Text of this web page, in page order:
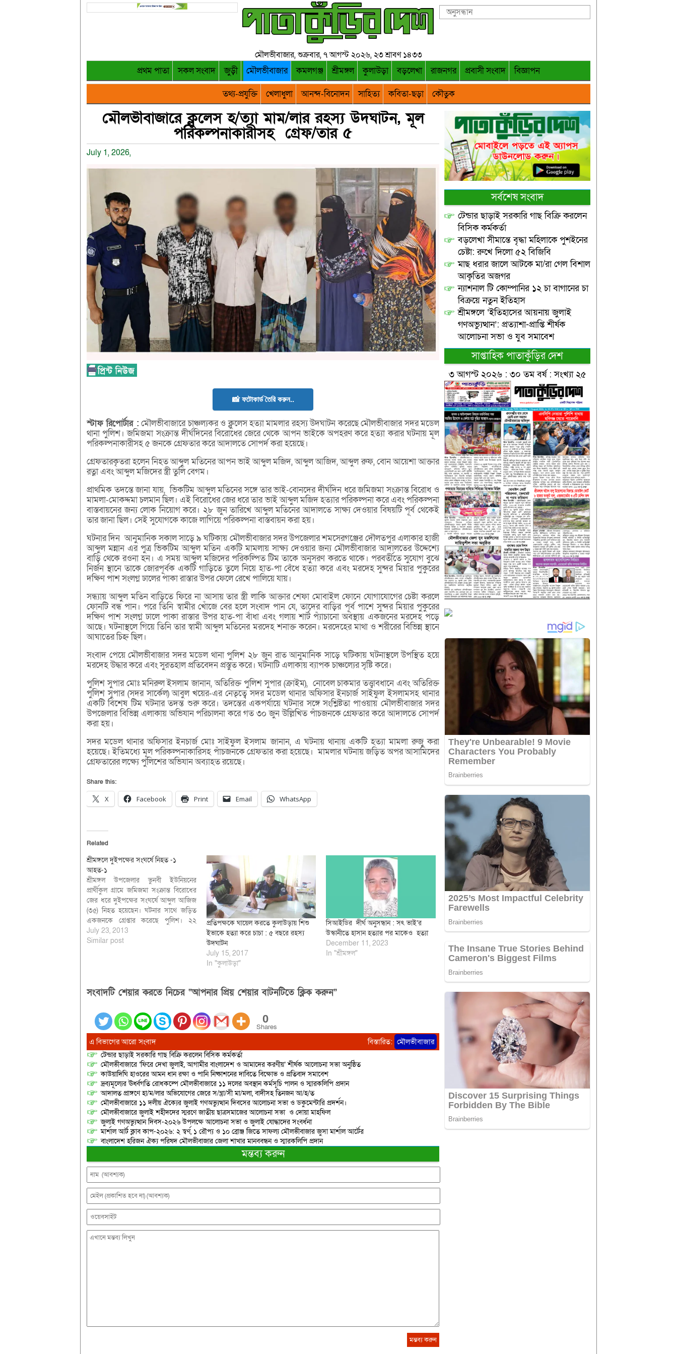
মৌলভীবাজার, শুক্রবার, ৭ আগস্ট ২০২৬, ২৩ শ্রাবণ ১৪৩৩
প্রথম পাতা সকল সংবাদ জুড়ী মৌলভীবাজার কমলগঞ্জ শ্রীমঙ্গল কুলাউড়া বড়লেখা রাজনগর প্রবাসী সংবাদ
বিজ্ঞাপন
তথ্য-প্রযুক্তি
খেলাধুলা আনন্দ-বিনোদন সাহিত্য কবিতা-ছড়া কৌতুক
মৌলভীবাজারে ক্লুলেস হ/ত্যা মাম/লার রহস্য উদঘাটন, মূল
পরিকল্পনাকারীসহ গ্রেফ/তার ৫
July 1, 2026,
📸 ফটোকার্ড তৈরি করুন..
স্টাফরিপোর্টার : মৌলভীবাজারে চাঞ্চল্যকর ও ক্লুলেস হত্যা মামলার রহস্য উদঘাটন করেছে মৌলভীবাজার সদর মডেল
থানা পুলিশ। জমিজমা সংক্রান্ত দীর্ঘদিনের বিরোধের জেরে থেকে আপন ভাইকে অপহরণ করে হত্যা করার ঘটনায় মূল
পরিকল্পনাকারীসহ ৫ জনকে গ্রেফতার করে আদালতে সোপর্দ করা হয়েছে।
গ্রেফতারকৃতরা হলেন নিহত আব্দুল মতিনের আপন ভাই আব্দুল মজিদ, আব্দুল আজিদ, আব্দুল রুফ, বোন আয়েশা আক্তার
রত্না এবং আব্দুল মজিদের স্ত্রী তুলি বেগম।
প্রাথমিক তদন্তে জানা যায়, ভিকটিম আব্দুল মতিনের সঙ্গে তার ভাই-বোনদের দীর্ঘদিন ধরে জমিজমা সংক্রান্ত বিরোধ ও
মামলা-মোকদ্দমা চলমান ছিল। এই বিরোধের জের ধরে তার ভাই আব্দুল মজিদ হত্যার পরিকল্পনা করে এবং পরিকল্পনা
বাস্তবায়নের জন্য লোক নিয়োগ করে। ২৮ জুন তারিখে আব্দুল মতিনের আদালতে সাক্ষ্য দেওয়ার বিষয়টি পূর্ব থেকেই
তার জানা ছিল। সেই সুযোগকে কাজে লাগিয়ে পরিকল্পনা বাস্তবায়ন করা হয়।
ঘটনার দিন আনুমানিক সকাল সাড়ে ৯ ঘটিকায় মৌলভীবাজার সদর উপজেলার শমসেরগঞ্জের দৌলতপুর এলাকার হাজী
আব্দুল মন্নান এর পুত্র ভিকটিম আব্দুল মতিন একটি মামলায় সাক্ষ্য দেওয়ার জন্য মৌলভীবাজার আদালতের উদ্দেশ্যে
বাড়ি থেকে রওনা হন। এ সময় আব্দুল মজিদের পরিকল্পিত টিম তাকে অনুসরণ করতে থাকে। পরবর্তীতে সুযোগ বুঝে
নির্জন স্থানে তাকে জোরপূর্বক একটি গাড়িতে তুলে নিয়ে হাত-পা বেঁধে হত্যা করে এবং মরদেহ সুন্দর মিয়ার পুকুরের
দক্ষিণ পাশ সংলগ্ন ঢালের পাকা রাস্তার উপর ফেলে রেখে পালিয়ে যায়।
সন্ধ্যায় আব্দুল মতিন বাড়িতে ফিরে না আসায় তার স্ত্রী লাকি আক্তার শেফা মোবাইল ফোনে যোগাযোগের চেষ্টা করলে
ফোনটি বন্ধ পান। পরে তিনি স্বামীর খোঁজে বের হলে সংবাদ পান যে, তাদের বাড়ির পূর্ব পাশে সুন্দর মিয়ার পুকুরের
দক্ষিণ পাশ সংলগ্ন ঢালে পাকা রাস্তার উপর হাত-পা বাঁধা এবং গলায় শার্ট প্যাঁচানো অবস্থায় একজনের মরদেহ পড়ে
আছে। ঘটনাস্থলে গিয়ে তিনি তার স্বামী আব্দুল মতিনের মরদেহ শনাক্ত করেন। মরদেহের মাথা ও শরীরের বিভিন্ন স্থানে
আঘাতের চিহ্ন ছিল।
সংবাদ পেয়ে মৌলভীবাজার সদর মডেল থানা পুলিশ ২৮ জুন রাত আনুমানিক সাড়ে ঘটিকায় ঘটনাস্থলে উপস্থিত হয়ে
মরদেহ উদ্ধার করে এবং সুরতহাল প্রতিবেদন প্রস্তুত করে। ঘটনাটি এলাকায় ব্যাপক চাঞ্চল্যের সৃষ্টি করে।
পুলিশ সুপার মোঃ মনিরুল ইসলাম জানান, অতিরিক্ত পুলিশ সুপার (ক্রাইম), নোবেল চাকমার তত্ত্বাবধানে এবং অতিরিক্ত
পুলিশ সুপার (সদর সার্কেল) আবুল খয়ের-এর নেতৃত্বে সদর মডেল থানার অফিসার ইনচার্জ সাইফুল ইসলামসহ থানার
একটি বিশেষ টিম ঘটনার তদন্ত শুরু করে। তদন্তের একপর্যায়ে ঘটনার সঙ্গে সংশ্লিষ্টতা পাওয়ায় মৌলভীবাজার সদর
উপজেলার বিভিন্ন এলাকায় অভিযান পরিচালনা করে গত ৩০ জুন উল্লিখিত পাঁচজনকে গ্রেফতার করে আদালতে সোপর্দ
করা হয়।
সদর মডেল থানার অফিসার ইনচার্জ মোঃ সাইফুল ইসলাম জানান, এ ঘটনায় থানায় একটি হত্যা মামলা রুজু করা
হয়েছে। ইতিমধ্যে মূল পরিকল্পনাকারিসহ পাঁচজনকে গ্রেফতার করা হয়েছে। মামলার ঘটনায় জড়িত অপর আসামিদের
গ্রেফতারের লক্ষ্যে পুলিশের অভিযান অব্যাহত রয়েছে।
Share this:
X Facebook Print Email WhatsApp
Related
শ্রীমঙ্গলে দুইপক্ষের সংঘর্ষে নিহত -১
আহত-১
শ্রীমঙ্গল উপজেলার ভুনবী ইউনিয়নের
প্রার্থীকুল গ্রামে জমিজমা সংক্রান্ত বিরোধের
জের ধরে দুইপক্ষের সংঘর্ষে আব্দুল আজিজ
(৩৫) নিহত হয়েছেন। ঘটনার সাথে জড়িত
একজনকে গ্রেপ্তার করেছে পুলিশ। ২২
জুলাই সোমবার রাত ১১টার দিকে এ
সংঘর্ষের ঘটনা ঘটে। আহতদের
July 23, 2013
Similar post
প্রতিপক্ষকে ঘায়েল করতে কুলাউড়ায় শিশু
ইভাকে হত্যা করে চাচা : ৫ বছরে রহস্য
উদঘাটন
July 15, 2017
In "কুলাউড়া"
সিআইডির দীর্ঘ অনুসন্ধান : সৎ ভাই‘র
উস্কানীতে হাসান হত্যার পর মাকেও হত্যা
December 11, 2023
In "শ্রীমঙ্গল"
সংবাদটি শেয়ার করতে নিচের “আপনার প্রিয় শেয়ার বাটনটিতে ক্লিক করুন”
0
Shares
এ বিভাগের আরো সংবাদ বিস্তারিত: মৌলভীবাজার
টেন্ডার ছাড়াই সরকারি গাছ বিক্রি করলেন বিসিক কর্মকর্তা
মৌলভীবাজারে ‘ফিরে দেখা জুলাই, আগামীর বাংলাদেশ ও আমাদের করণীয়’ শীর্ষক আলোচনা সভা অনুষ্ঠিত
কাউয়াদিঘি হাওরের আমন ধান রক্ষা ও পানি নিষ্কাশনের দাবিতে বিক্ষোভ ও প্রতিবাদ সমাবেশ
দ্রব্যমূল্যের ঊর্ধ্বগতি রোধকল্পে মৌলভীবাজারে ১১ দলের অবস্থান কর্মসূচি পালন ও স্মারকলিপি প্রদান
আদালত প্রাঙ্গণে হা/ম/লার অভিযোগের জেরে স/ন্ত্রা/সী মা/মলা, বাদীসহ তিনজন আ/হ/ত
মৌলভীবাজারে ১১ দলীয় ঐক্যের জুলাই গণঅভ্যুত্থান দিবসের আলোচনা সভা ও ডকুমেন্টারি প্রদর্শন।
মৌলভীবাজারে জুলাই শহীদদের স্মরণে জাতীয় ছাত্রসমাজের আলোচনা সভা ও দোয়া মাহফিল
জুলাই গণঅভ্যুত্থান দিবস-২০২৬ উপলক্ষে আলোচনা সভা ও জুলাই যোদ্ধাদের সংবর্ধনা
মার্শাল আর্ট ক্লাব কাপ-২০২৬: ২ স্বর্ণ, ১ রৌপ্য ও ১০ ব্রোঞ্জ জিতে সাফল্য মৌলভীবাজার জুসা মার্শাল আর্টের
বাংলাদেশ হরিজন ঐক্য পরিষদ মৌলভীবাজার জেলা শাখার মানববন্ধন ও স্মারকলিপি প্রদান
মন্তব্য করুন
সর্বশেষ সংবাদ
টেন্ডার ছাড়াই সরকারি গাছ বিক্রি করলেন
বিসিক কর্মকর্তা
বড়লেখা সীমান্তে বৃদ্ধা মহিলাকে পুশইনের
চেষ্টা: রুখে দিলো ৫২ বিজিবি
মাছ ধরার জালে আটকে মা/রা গেল বিশাল
আকৃতির অজগর
ন্যাশনাল টি কোম্পানির ১২ চা বাগানের চা
বিক্রয়ে নতুন ইতিহাস
শ্রীমঙ্গলে ‘ইতিহাসের আয়নায় জুলাই
গণঅভ্যুত্থান’: প্রত্যাশা-প্রাপ্তি শীর্ষক
আলোচনা সভা ও যুব সমাবেশ
সাপ্তাহিক পাতাকুঁড়ির দেশ
৩ আগস্ট ২০২৬ : ৩০ তম বর্ষ : সংখ্যা ২৫